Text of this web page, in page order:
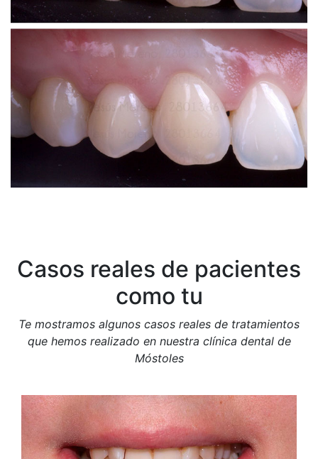
Casos reales de pacientes
como tu
Te mostramos algunos casos reales de tratamientos
que hemos realizado en nuestra clínica dental de
Móstoles